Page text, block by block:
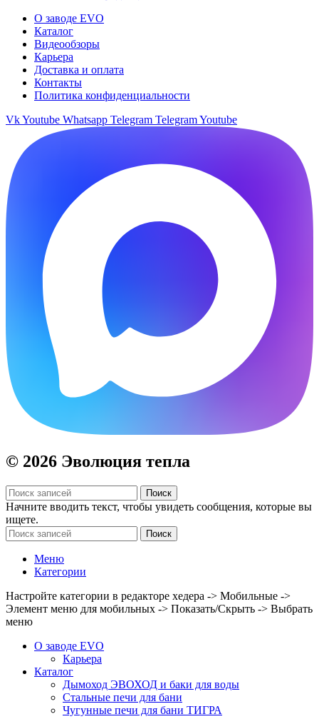
О заводе EVO
Каталог
Видеообзоры
Карьера
Доставка и оплата
Контакты
Политика конфиденциальности
VkYoutube Whatsapp Telegram TelegramYoutube
© 2026 Эволюция тепла
Поиск
Начните вводить текст, чтобы увидеть сообщения, которые вы
ищете.
Поиск
Меню
Категории
Настройте категории в редакторе хедера -> Мобильные ->
Элемент меню для мобильных -> Показать/Скрыть -> Выбрать
меню
О заводе EVO
Карьера
Каталог
Дымоход ЭВОХОД и баки для воды
Стальные печи для бани
Чугунные печи для бани ТИГРА